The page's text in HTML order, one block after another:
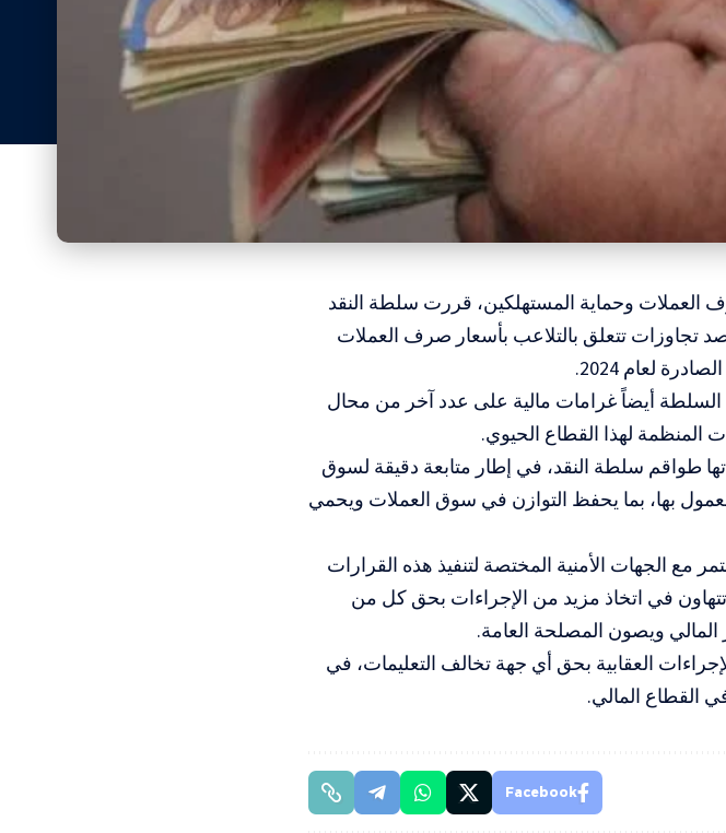
وحماية المستهلكين، قررت سلطة النقد
تجاوزات تتعلق بالتلاعب بأسعار صرف العملات
لعام 2024.
أيضاً غرامات مالية على عدد آخر من محال
المنظمة لهذا القطاع الحيوي.
طواقم سلطة النقد، في إطار متابعة دقيقة لسوق
بها، بما يحفظ التوازن في سوق العملات ويحمي
مع الجهات الأمنية المختصة لتنفيذ هذه القرارات
تتهاون في اتخاذ مزيد من الإجراءات بحق كل من
المالي ويصون المصلحة العامة.
العقابية بحق أي جهة تخالف التعليمات، في
القطاع المالي.
Facebook